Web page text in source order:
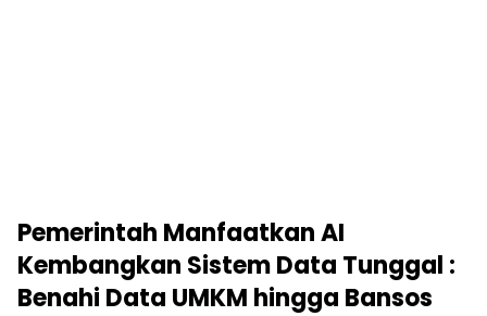
Pemerintah Manfaatkan AI
Kembangkan Sistem Data Tunggal :
Benahi Data UMKM hingga Bansos